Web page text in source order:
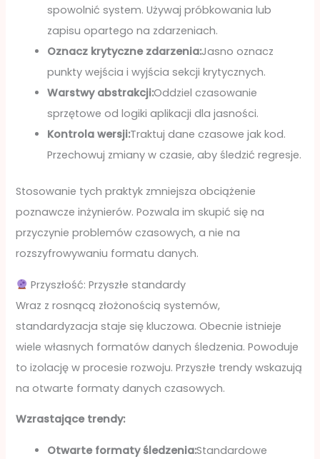
spowolnić system. Używaj próbkowania lub
zapisu opartego na zdarzeniach.
Oznacz krytyczne zdarzenia:Jasno oznacz
punkty wejścia i wyjścia sekcji krytycznych.
Warstwy abstrakcji:Oddziel czasowanie
sprzętowe od logiki aplikacji dla jasności.
Kontrola wersji:Traktuj dane czasowe jak kod.
Przechowuj zmiany w czasie, aby śledzić regresje.
Stosowanie tych praktyk zmniejsza obciążenie
poznawcze inżynierów. Pozwala im skupić się na
przyczynie problemów czasowych, a nie na
rozszyfrowywaniu formatu danych.
Przyszłość: Przyszłe standardy
Wraz z rosnącą złożonością systemów,
standardyzacja staje się kluczowa. Obecnie istnieje
wiele własnych formatów danych śledzenia. Powoduje
to izolację w procesie rozwoju. Przyszłe trendy wskazują
na otwarte formaty danych czasowych.
Wzrastające trendy:
Otwarte formaty śledzenia:Standardowe